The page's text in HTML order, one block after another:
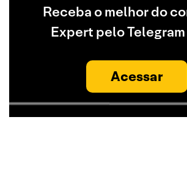
Receba o melhor do
Expert pelo Telegram
Acessar